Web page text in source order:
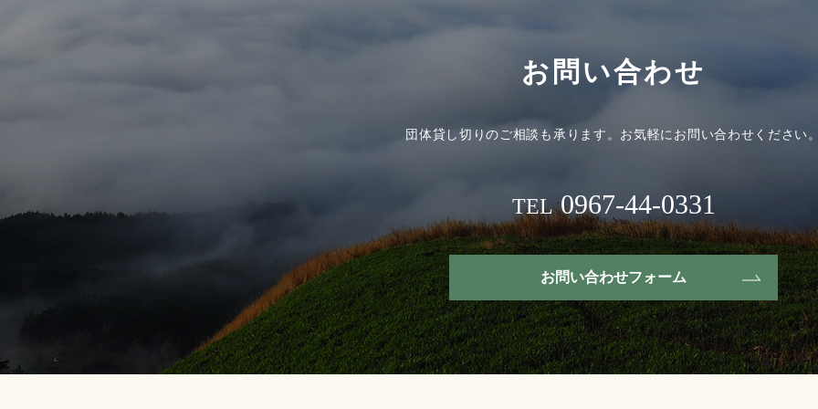
お問い合わせ
団体貸し切りのご相談も承ります。 お気軽にお問い合わせください
TEL 0967-44-0331
お問い合わせフォーム